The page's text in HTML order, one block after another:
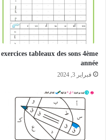
exercices tableaux des sons 4ème
année
فبراير 3, 2024